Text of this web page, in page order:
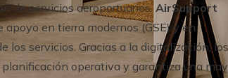
de servicios aeroportuarios.AirSupport
en tierra modernos (GSE) y en
servicios. Gracias a la digitalización, los
operativa y garantiza una